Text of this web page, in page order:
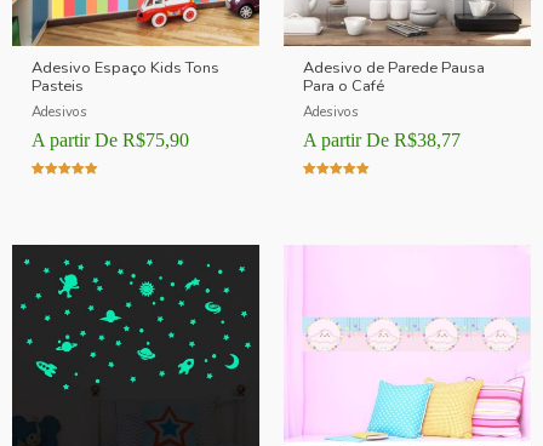
Adesivo Espaço Kids Tons
Pasteis
Adesivos
A partir De R$75,90
Adesivo de Parede Pausa
Para o Café
Adesivos
A partir De R$38,77